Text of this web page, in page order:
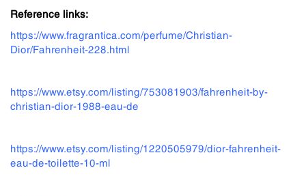
Reference links:
https://www.fragrantica.com/perfume/Christian-
Dior/Fahrenheit-228.html
https://www.etsy.com/listing/753081903/fahrenheit-by-
christian-dior-1988-eau-de
https://www.etsy.com/listing/1220505979/dior-fahrenheit-
eau-de-toilette-10-ml